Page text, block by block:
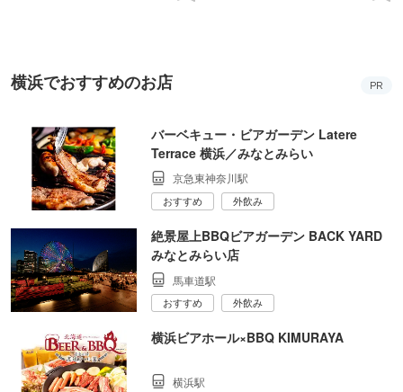
横浜でおすすめのお店 PR
バーベキュー・ビアガーデン Latere
Terrace 横浜／みなとみらい
京急東神奈川駅
おすすめ 外飲み
絶景屋上BBQビアガーデン BACK YARD
みなとみらい店
馬車道駅
おすすめ 外飲み
横浜ビアホール×BBQ KIMURAYA
横浜駅